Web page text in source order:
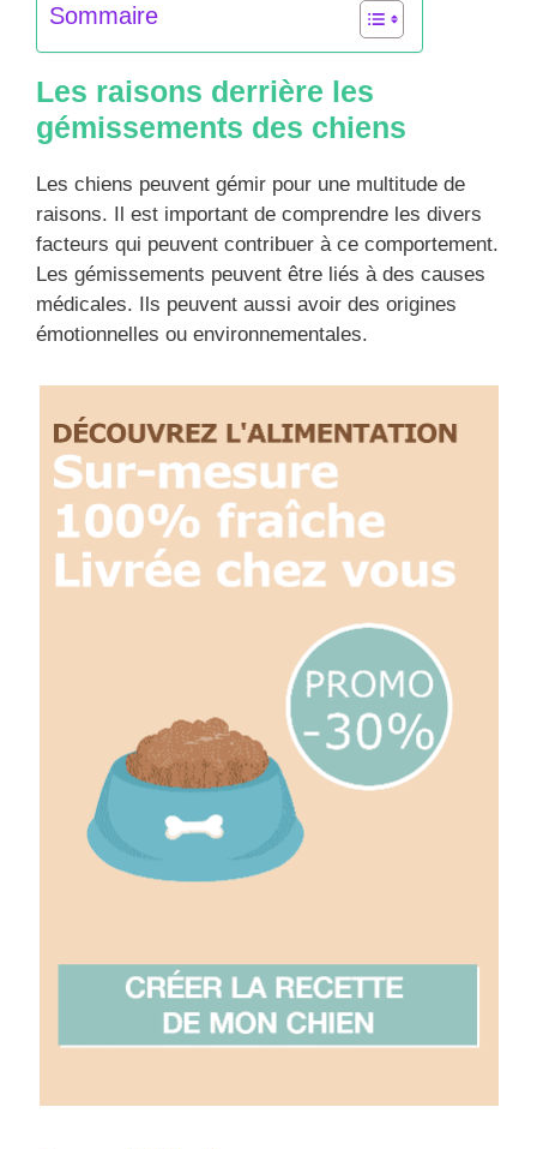
Sommaire
Les raisons derrière les
gémissements des chiens
Les chiens peuvent gémir pour une multitude de
raisons. Il est important de comprendre les divers
facteurs qui peuvent contribuer à ce comportement.
Les gémissements peuvent être liés à des causes
médicales. Ils peuvent aussi avoir des origines
émotionnelles ou environnementales.